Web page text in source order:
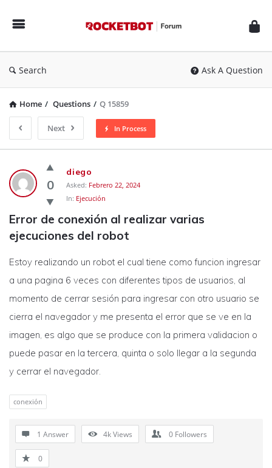
Forum
Search Ask A Question
Home / Questions / Q 15859
Next In Process
Rocketbot
Forum
Latest
Questions
0
diego
Asked: Febrero 22, 2024
In: Ejecución
Error de conexión al realizar varias
ejecuciones del robot
Estoy realizando un robot el cual tiene como funcion ingresar
a una pagina 6 veces con diferentes tipos de usuarios, al
momento de cerrar sesión para ingresar con otro usuario se
cierra el navegador y me presenta el error que se ve en la
imagen, es algo que se produce con la primera validacion o
puede pasar en la tercera, quinta o solo llegar a la segunda
y cerrar el navegador.
conexión
1 Answer 4kViews 0 Followers
0